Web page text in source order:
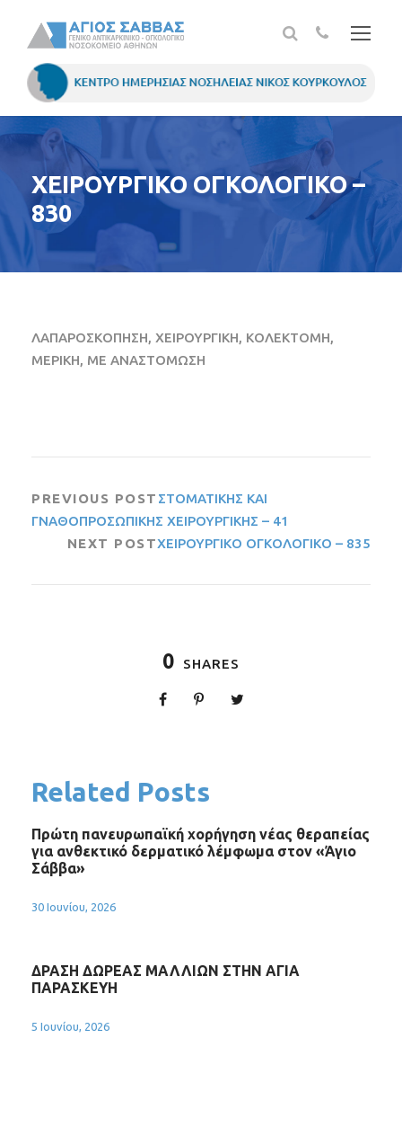
ΧΕΙΡΟΥΡΓΙΚΟ ΟΓΚΟΛΟΓΙΚΟ –
830
ΛΑΠΑΡΟΣΚΟΠΗΣΗ, ΧΕΙΡΟΥΡΓΙΚΗ, ΚΟΛΕΚΤΟΜΗ,
ΜΕΡΙΚΗ, ΜΕ ΑΝΑΣΤΟΜΩΣΗ
PREVIOUS POST ΣΤΟΜΑΤΙΚΗΣ ΚΑΙ
ΓΝΑΘΟΠΡΟΣΩΠΙΚΗΣ ΧΕΙΡΟΥΡΓΙΚΗΣ – 41
NEXT POSTΧΕΙΡΟΥΡΓΙΚΟ ΟΓΚΟΛΟΓΙΚΟ – 835
0 SHARES
Related Posts
Πρώτη πανευρωπαϊκή χορήγηση νέας θεραπείας
για ανθεκτικό δερματικό λέμφωμα στον «Άγιο
Σάββα»
30 Ιουνίου, 2026
ΔΡΑΣΗ ΔΩΡΕΑΣ ΜΑΛΛΙΩΝ ΣΤΗΝ ΑΓΙΑ
ΠΑΡΑΣΚΕΥΗ
5 Ιουνίου, 2026